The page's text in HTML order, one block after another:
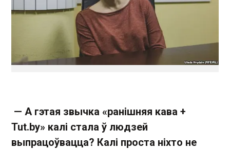
— А гэтая звычка «ранішняя кава +
Tut.by» калі стала ў людзей
выпрацоўвацца? Калі проста ніхто не